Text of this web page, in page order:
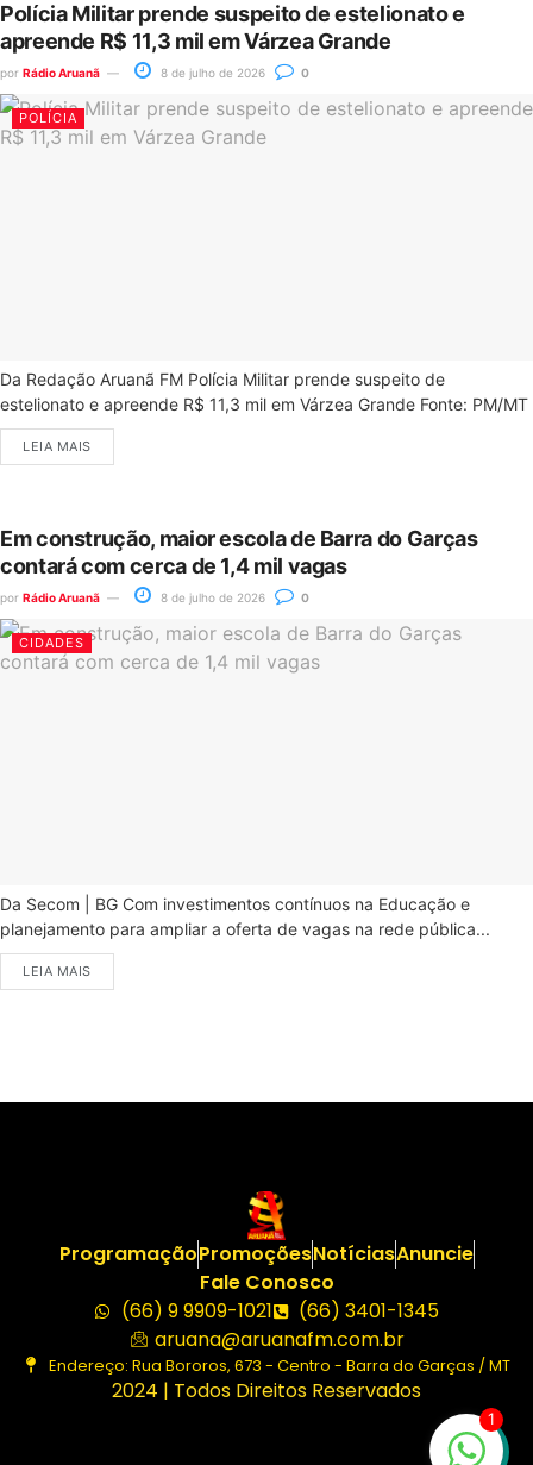
Polícia Militar prende suspeito de estelionato e
apreende R$ 11,3 mil em Várzea Grande
por Rádio Aruanã 8 de julho de 2026 0
POLÍCIA
Da Redação Aruanã FM Polícia Militar prende suspeito de
estelionato e apreende R$ 11,3 mil em Várzea Grande Fonte: PM/MT
LEIA MAIS
Em construção, maior escola de Barra do Garças
contará com cerca de 1,4 mil vagas
por Rádio Aruanã 8 de julho de 2026 0
CIDADES
Da Secom | BG Com investimentos contínuos na Educação e
planejamento para ampliar a oferta de vagas na rede pública...
LEIA MAIS
ProgramaçãoPromoçõesNotíciasAnuncie
Fale Conosco
(66) 9 9909-1021
(66) 3401-1345
aruana@aruanafm.com.br
Endereço: Rua Bororos, 673 - Centro - Barra do Garças / MT
2024 | Todos Direitos Reservados
1